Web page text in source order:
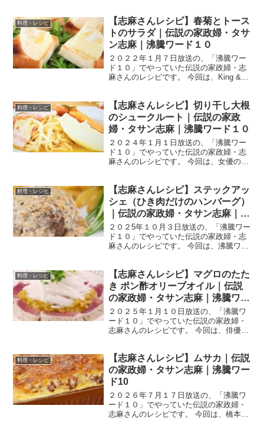
いた温かいごはん ４００g 塩サバ 半
身 バゲット...
料理・レシピ
【志麻さんレシピ】春菊とトース
トのサラダ｜伝説の家政婦・タサ
ン志麻｜沸騰ワード１０
２０２２年１月７日放送の、「沸騰ワー
ド１０」でやっていた伝説の家政婦・志
麻さんのレシピです。 今回は、King &
「旬食材を使った料理で白メシ進みまく
りSP」を...
料理・レシピ
【志麻さんレシピ】切り干し大根
のシュークルート｜伝説の家政
婦・タサン志麻｜沸騰ワード１０
２０２４年１月１日放送の、「沸騰ワー
ド１０」でやっていた伝説の家政婦・志
麻さんのレシピです。 今回は、女優の門
した料理を作ってくれました！ では、早
速作り方です。 切り...
料理・レシピ
【志麻さんレシピ】ステックアッ
シェ（ひき肉だけのハンバーグ）
｜伝説の家政婦・タサン志麻｜沸
騰ワード10
２０２5年１０月３日放送の、「沸騰ワー
ド１０」でやっていた伝説の家政婦・志
麻さんのレシピです。 今回は、沸騰ワー
愛さんを迎えた、「沸騰ワード10周年特
別編」です。コストコ...
料理・レシピ
【志麻さんレシピ】マグロのたた
き ポン酢オリーブオイル｜伝説
の家政婦・タサン志麻｜沸騰ワー
ド10
２０２５年１月１０日放送の、「沸騰ワ
ード１０」でやっていた伝説の家政婦・
志麻さんのレシピです。 今回は、俳優の
「新年の食欲爆発SP」です。 では、早
速作り方です。 マグロの...
料理・レシピ
【志麻さんレシピ】ムサカ｜伝説
の家政婦・タサン志麻｜沸騰ワー
ド10
２０２６年７月１７日放送の、「沸騰ワ
ード１０」でやっていた伝説の家政婦・
志麻さんのレシピです。 今回は、橋本環